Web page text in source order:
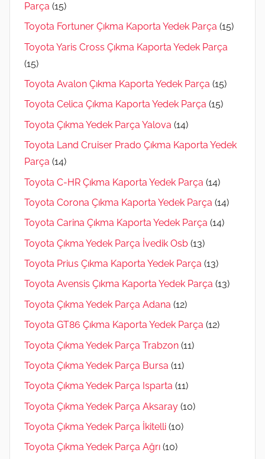
Parça (15)
Toyota Fortuner Çıkma Kaporta Yedek Parça (15)
Toyota Yaris Cross Çıkma Kaporta Yedek Parça
(15)
Toyota Avalon Çıkma Kaporta Yedek Parça (15)
Toyota Celica Çıkma Kaporta Yedek Parça (15)
Toyota Çıkma Yedek Parça Yalova (14)
Toyota Land Cruiser Prado Çıkma Kaporta Yedek
Parça (14)
Toyota C-HR Çıkma Kaporta Yedek Parça (14)
Toyota Corona Çıkma Kaporta Yedek Parça (14)
Toyota Carina Çıkma Kaporta Yedek Parça (14)
Toyota Çıkma Yedek Parça İvedik Osb (13)
Toyota Prius Çıkma Kaporta Yedek Parça (13)
Toyota Avensis Çıkma Kaporta Yedek Parça (13)
Toyota Çıkma Yedek Parça Adana (12)
Toyota GT86 Çıkma Kaporta Yedek Parça (12)
Toyota Çıkma Yedek Parça Trabzon (11)
Toyota Çıkma Yedek Parça Bursa (11)
Toyota Çıkma Yedek Parça Isparta (11)
Toyota Çıkma Yedek Parça Aksaray (10)
Toyota Çıkma Yedek Parça İkitelli (10)
Toyota Çıkma Yedek Parça Ağrı (10)